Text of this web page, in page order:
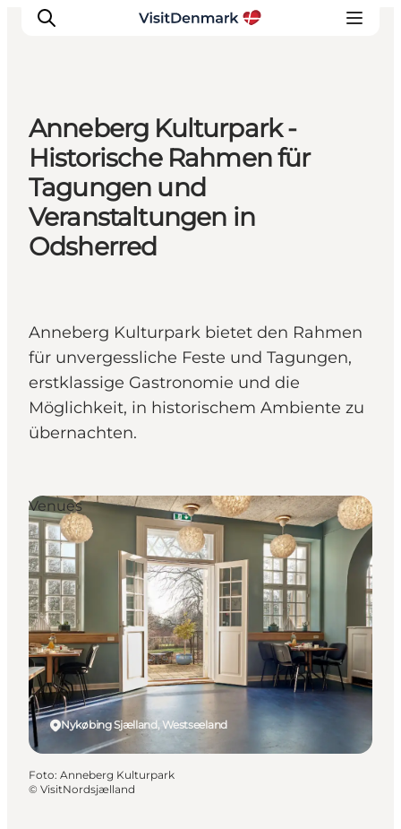
Inspiration
Regionen
Erlebnisse
Unterkünfte
Reiseplanung
Anneberg Kulturpark -
Historische Rahmen für
Tagungen und
Veranstaltungen in
Odsherred
Anneberg Kulturpark bietet den Rahmen
für unvergessliche Feste und Tagungen,
erstklassige Gastronomie und die
Möglichkeit, in historischem Ambiente zu
übernachten.
Nykøbing Sjælland, Westseeland
Venues
Foto: Anneberg Kulturpark
© VisitNordsjælland